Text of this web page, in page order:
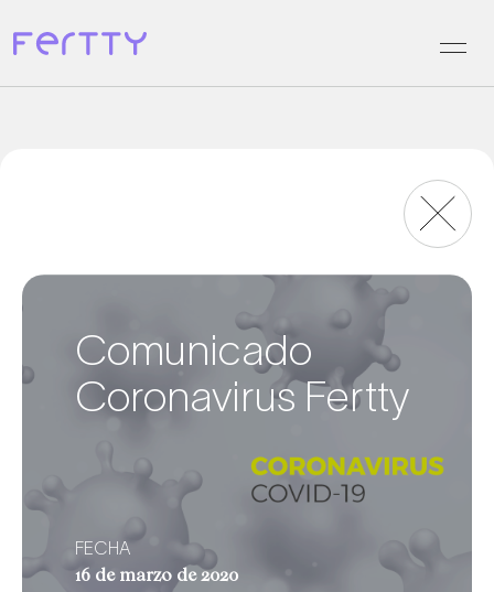
Comunicado
Coronavirus Fertty
FECHA
16 de marzo de 2020